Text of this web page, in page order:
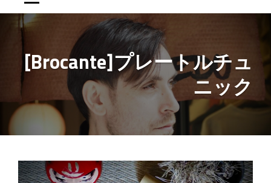
[Brocante]プレートルチュ
ニック
投